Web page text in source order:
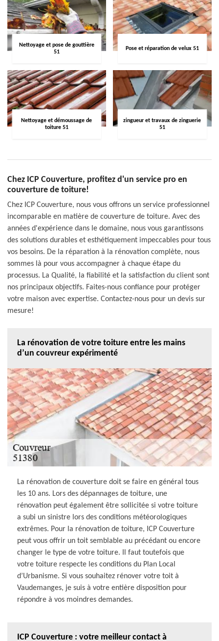
Nettoyage et pose de gouttière
51
Pose et réparation de velux 51
Nettoyage et démoussage de
toiture 51
zingueur et travaux de zinguerie
51
Chez ICP Couverture, profitez d'un service pro en
couverture de toiture!
Chez ICP Couverture, nous vous offrons un service professionnel
incomparable en matière de couverture de toiture. Avec des
années d'expérience dans le domaine, nous vous garantissons
des solutions durables et esthétiquement impeccables pour tous
vos besoins. De la réparation à la rénovation complète, nous
sommes là pour vous accompagner à chaque étape du
processus. La Qualité, la fiabilité et la satisfaction du client sont
nos principaux objectifs. Faites-nous confiance pour protéger
votre maison avec expertise. Contactez-nous pour un devis sur
mesure!
La rénovation de votre toiture entre les mains
d’un couvreur expérimenté
La rénovation de couverture doit se faire en général tous
les 10 ans. Lors des dépannages de toiture, une
rénovation peut également être sollicitée si votre toiture
a subi un sinistre lors des conditions météorologiques
extrêmes. Pour la rénovation de toiture, ICP Couverture
peut vous offrir un toit semblable au précédant ou encore
changer le type de votre toiture. Il faut toutefois que
votre toiture respecte les conditions du Plan Local
d’Urbanisme. Si vous souhaitez rénover votre toit à
Vaudemanges, je suis à votre entière disposition pour
répondre à vos moindres demandes.
ICP Couverture : votre meilleur contact à